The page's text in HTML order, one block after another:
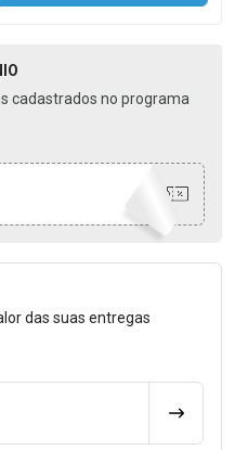
cadastrados no programa
o Frete
das suas entregas